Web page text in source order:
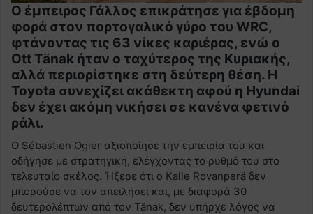
Ο έμπειρος Γάλλος επικράτησε για έβδομη
φορά στον πορτογαλικό γύρο του WRC,
φτάνοντας τις 63 νίκες καριέρας, ενώ ο
Ott Tänak ήταν ο ταχύτερος της Κυριακής,
αλλά περιορίστηκε στη δεύτερη θέση. Η
Toyota συνεχίζει ακάθεκτη αφού η Hyundai
δεν έχει ακόμη νικήσει σε κανένα φετινό
ράλι.
Ο Sébastien Ogier αξιοποίησε την εμπειρία του και
οδήγησε με στρατηγική, ελέγχοντας το ρυθμό του στο
τελευταίο σκέλος. Ήξερε ότι ο Kalle Rovanperä δεν
μπορούσε να τον απειλήσει και, με διαφορά 30
δευτερολέπτων από τον Tänak, δεν υπήρχε λόγος να